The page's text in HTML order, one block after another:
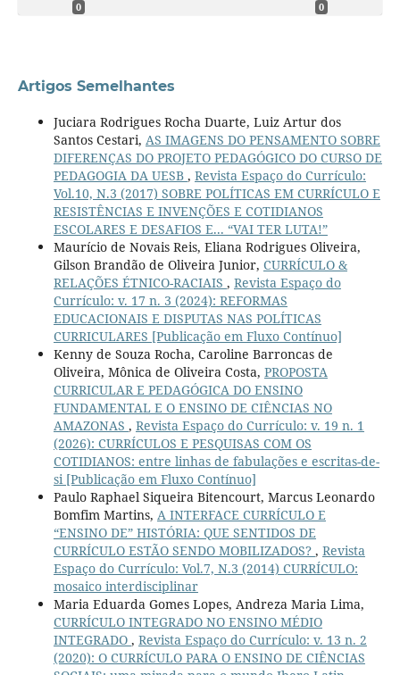
0 0
Artigos Semelhantes
Juciara Rodrigues Rocha Duarte, Luiz Artur dos
Santos Cestari, AS IMAGENS DO PENSAMENTO SOBRE
DIFERENÇAS DO PROJETO PEDAGÓGICO DO CURSO DE
PEDAGOGIA DA UESB , Revista Espaço do Currículo:
Vol.10, N.3 (2017) SOBRE POLÍTICAS EM CURRÍCULO E
RESISTÊNCIAS E INVENÇÕES E COTIDIANOS
ESCOLARES E DESAFIOS E... “VAI TER LUTA!”
Maurício de Novais Reis, Eliana Rodrigues Oliveira,
Gilson Brandão de Oliveira Junior, CURRÍCULO &
RELAÇÕES ÉTNICO-RACIAIS , Revista Espaço do
Currículo: v. 17 n. 3 (2024): REFORMAS
EDUCACIONAIS E DISPUTAS NAS POLÍTICAS
CURRICULARES [Publicação em Fluxo Contínuo]
Kenny de Souza Rocha, Caroline Barroncas de
Oliveira, Mônica de Oliveira Costa, PROPOSTA
CURRICULAR E PEDAGÓGICA DO ENSINO
FUNDAMENTAL E O ENSINO DE CIÊNCIAS NO
AMAZONAS , Revista Espaço do Currículo: v. 19 n. 1
(2026): CURRÍCULOS E PESQUISAS COM OS
COTIDIANOS: entre linhas de fabulações e escritas-de-
si [Publicação em Fluxo Contínuo]
Paulo Raphael Siqueira Bitencourt, Marcus Leonardo
Bomfim Martins, A INTERFACE CURRÍCULO E
“ENSINO DE” HISTÓRIA: QUE SENTIDOS DE
CURRÍCULO ESTÃO SENDO MOBILIZADOS? , Revista
Espaço do Currículo: Vol.7, N.3 (2014) CURRÍCULO:
mosaico interdisciplinar
Maria Eduarda Gomes Lopes, Andreza Maria Lima,
CURRÍCULO INTEGRADO NO ENSINO MÉDIO
INTEGRADO , Revista Espaço do Currículo: v. 13 n. 2
(2020): O CURRÍCULO PARA O ENSINO DE CIÊNCIAS